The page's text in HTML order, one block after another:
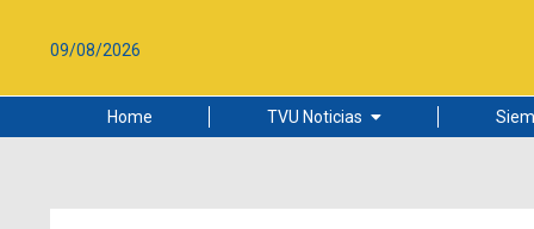
09/08/2026
Home TVU Noticias
Ciudad